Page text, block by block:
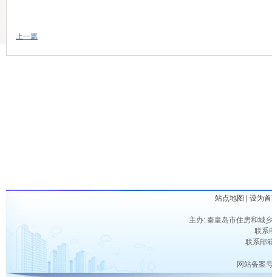
上一篇
站点地图 设为
主办: 秦皇岛市住房和城
联系
联系邮
网站备案